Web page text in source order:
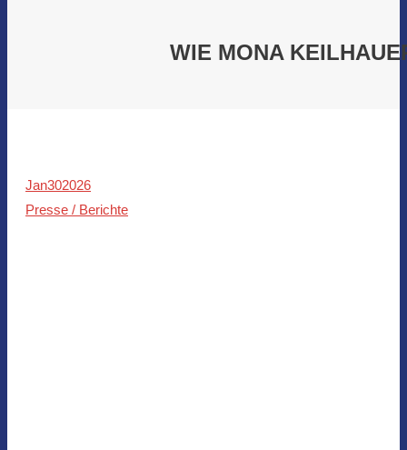
WIE MONA
Jan302026
Presse / Berichte